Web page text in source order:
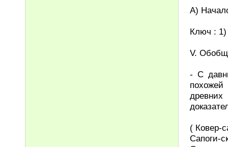
А)
Ключ :
V.
- С
( Ковер-
Сапоги-